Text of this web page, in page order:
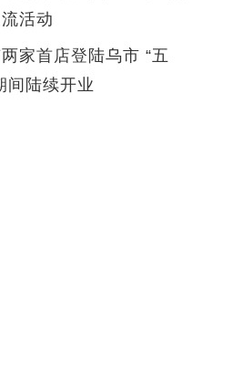
活动
家首店登陆乌市 “五
间陆续开业